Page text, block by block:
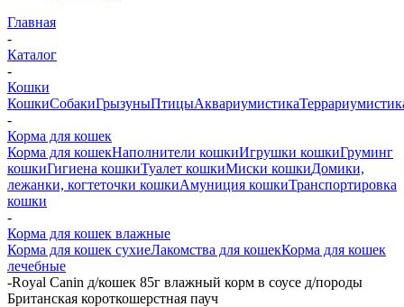
Главная
-
Каталог
-
Кошки
КошкиСобакиГрызуныПтицыАквариумистика
-
Корма для кошек
Корма для кошекНаполнители кошкиИгрушки кошкиГруминг
кошкиГигиена кошкиТуалет кошкиМиски кошкиДомики,
лежанки, когтеточки кошкиАмуниция кошкиТранспортировка
кошки
-
Корма для кошек влажные
Корма для кошек сухиеЛакомства для кошекКорма для кошек
лечебные
-Royal Canin д/кошек 85г влажный корм в соусе д/породы
Британская короткошерстная пауч